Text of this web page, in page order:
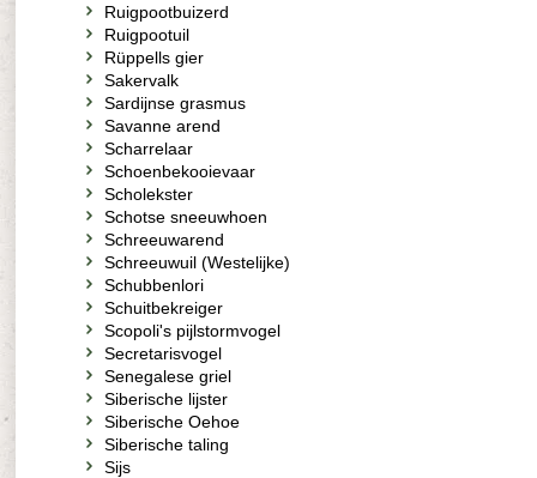
Ruigpootbuizerd
Ruigpootuil
Rüppells gier
Sakervalk
Sardijnse grasmus
Savanne arend
Scharrelaar
Schoenbekooievaar
Scholekster
Schotse sneeuwhoen
Schreeuwarend
Schreeuwuil (Westelijke)
Schubbenlori
Schuitbekreiger
Scopoli's pijlstormvogel
Secretarisvogel
Senegalese griel
Siberische lijster
Siberische Oehoe
Siberische taling
Sijs